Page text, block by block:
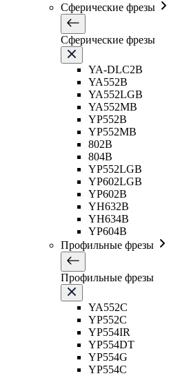
Сферические фрезы
Сферические фрезы
YA-DLC2B
YA552B
YA552LGB
YA552MB
YP552B
YP552MB
802B
804B
YP552LGB
YP602LGB
YP602B
YH632B
YH634B
YP604B
Профильные фрезы
Профильные фрезы
YA552C
YP552C
YP554IR
YP554DT
YP554G
YP554C